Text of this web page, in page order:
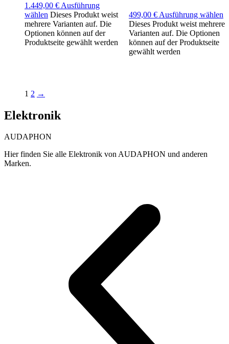
1.449,00 € Ausführung
wählen Dieses Produkt weist
mehrere Varianten auf. Die
Optionen können auf der
Produktseite gewählt werden
499,00 € Ausführung wählen
Dieses Produkt weist mehrere
Varianten auf. Die Optionen
können auf der Produktseite
gewählt werden
1 2 →
Elektronik
AUDAPHON
Hier finden Sie alle Elektronik von AUDAPHON und anderen
Marken.